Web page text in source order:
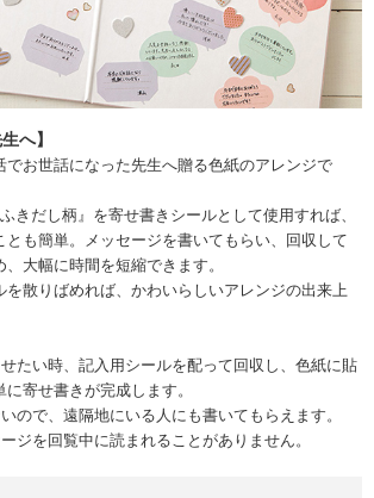
へ】
でお世話になった先生へ贈る色紙のアレンジで
きだし柄』を寄せ書きシールとして使用すれば、
とも簡単。メッセージを書いてもらい、回収して
大幅に時間を短縮できます。
を散りばめれば、かわいらしいアレンジの出来上
たい時、記入用シールを配って回収し、色紙に貼
寄せ書きが完成します。
ので、遠隔地にいる人にも書いてもらえます。
ジを回覧中に読まれることがありません。